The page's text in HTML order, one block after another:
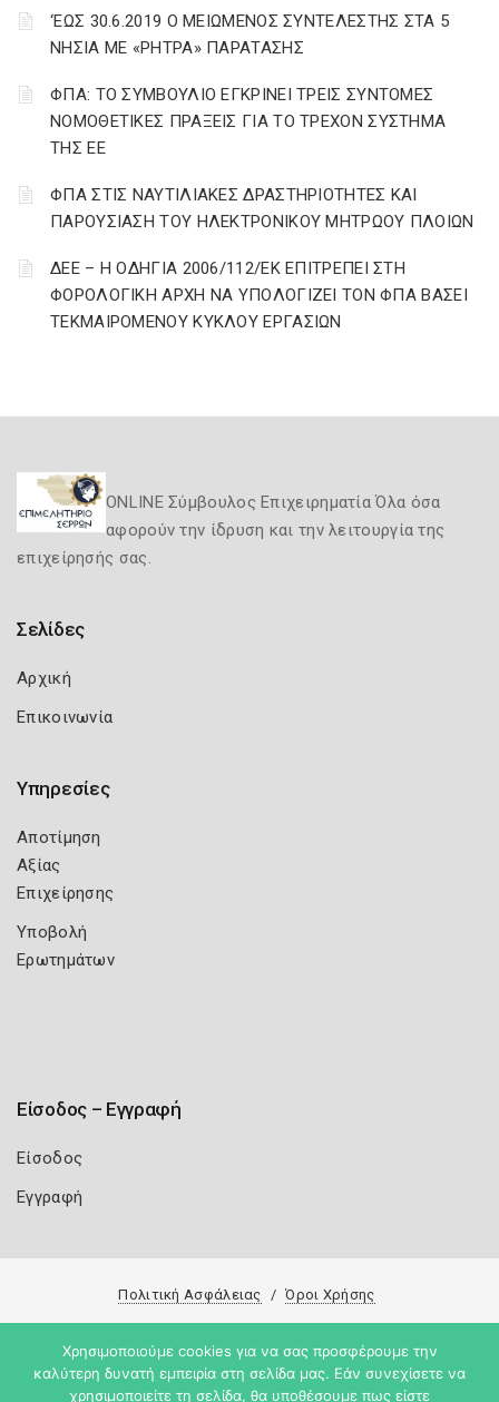
‘ΕΩΣ 30.6.2019 Ο ΜΕΙΩΜΕΝΟΣ ΣΥΝΤΕΛΕΣΤΗΣ ΣΤΑ 5
ΝΗΣΙΑ ΜΕ «ΡΗΤΡΑ» ΠΑΡΑΤΑΣΗΣ
ΦΠΑ: ΤΟ ΣΥΜΒΟΥΛΙΟ ΕΓΚΡΙΝΕΙ ΤΡΕΙΣ ΣΥΝΤΟΜΕΣ
ΝΟΜΟΘΕΤΙΚΕΣ ΠΡΑΞΕΙΣ ΓΙΑ ΤΟ ΤΡΕΧΟΝ ΣΥΣΤΗΜΑ
ΤΗΣ ΕΕ
ΦΠΑ ΣΤΙΣ ΝΑΥΤΙΛΙΑΚΕΣ ΔΡΑΣΤΗΡΙΟΤΗΤΕΣ ΚΑΙ
ΠΑΡΟΥΣΙΑΣΗ ΤΟΥ ΗΛΕΚΤΡΟΝΙΚΟΥ ΜΗΤΡΩΟΥ ΠΛΟΙΩΝ
ΔΕΕ – Η ΟΔΗΓΙΑ 2006/112/ΕΚ ΕΠΙΤΡΕΠΕΙ ΣΤΗ
ΦΟΡΟΛΟΓΙΚΗ ΑΡΧΗ ΝΑ ΥΠΟΛΟΓΙΖΕΙ ΤΟΝ ΦΠΑ ΒΑΣΕΙ
ΤΕΚΜΑΙΡΟΜΕΝΟΥ ΚΥΚΛΟΥ ΕΡΓΑΣΙΩΝ
ONLINE Σύμβουλος Επιχειρηματία Όλα όσα
αφορούν την ίδρυση και την λειτουργία της
επιχείρησής σας.
Σελίδες
Αρχική
Επικοινωνία
Υπηρεσίες
Αποτίμηση
Αξίας
Επιχείρησης
Υποβολή
Ερωτημάτων
Είσοδος – Εγγραφή
Είσοδος
Εγγραφή
Πολιτική Ασφάλειας Όροι Χρήσης
Copyright 2026 Knowledge A.E.
Χρησιμοποιούμε cookies για να σας προσφέρουμε την
καλύτερη δυνατή εμπειρία στη σελίδα μας. Εάν συνεχίσετε να
χρησιμοποιείτε τη σελίδα, θα υποθέσουμε πως είστε